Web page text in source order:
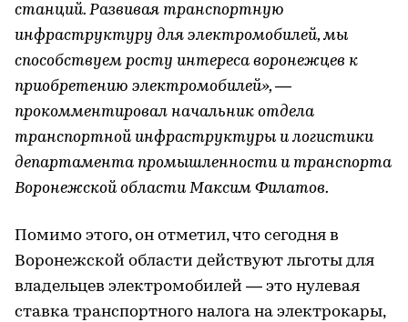
станций. Развивая транспортную
инфраструктуру для электромобилей, мы
способствуем росту интереса воронежцев к
приобретению электромобилей», —
прокомментировал начальник отдела
транспортной инфраструктуры и логистики
департамента промышленности и транспорта
Воронежской области Максим Филатов.
Помимо этого, он отметил, что сегодня в
Воронежской области действуют льготы для
владельцев электромобилей — это нулевая
ставка транспортного налога на электрокары,